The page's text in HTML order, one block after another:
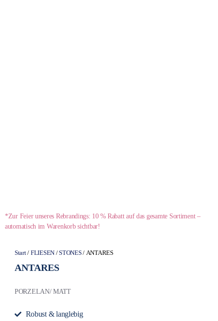
*Zur Feier unseres Rebrandings: 10 % Rabatt auf das gesamte Sortiment –
automatisch im Warenkorb sichtbar!
Start/ FLIESEN/STONES/ ANTARES
ANTARES
PORZELAN/ MATT
Robust & langlebig